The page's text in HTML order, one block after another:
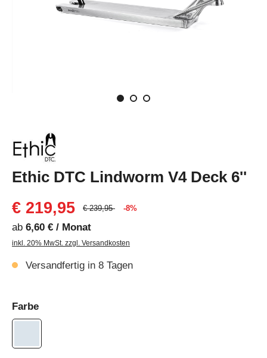
Ethic DTC Lindworm V4 Deck 6''
€ 219,95
€ 239,95 -8%
ab 6,60 € / Monat
inkl. 20% MwSt. zzgl. Versandkosten
Versandfertig in 8 Tagen
Farbe